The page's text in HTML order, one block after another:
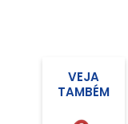
VEJA
TAMBÉM